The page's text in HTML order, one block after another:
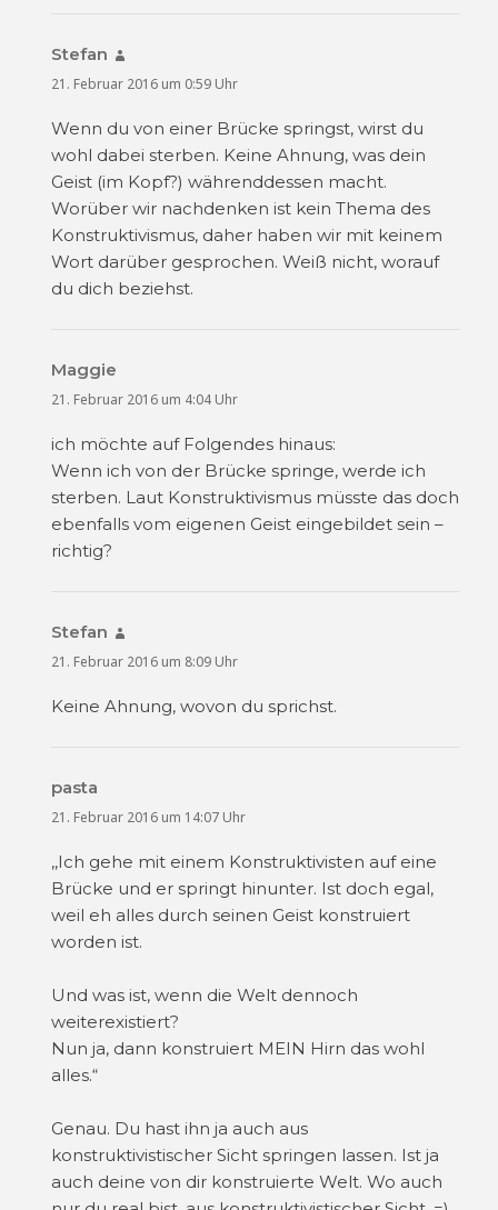
Stefan
21. Februar 2016 um 0:59 Uhr
Wenn du von einer Brücke springst, wirst du
wohl dabei sterben. Keine Ahnung, was dein
Geist (im Kopf?) währenddessen macht.
Worüber wir nachdenken ist kein Thema des
Konstruktivismus, daher haben wir mit keinem
Wort darüber gesprochen. Weiß nicht, worauf
du dich beziehst.
Maggie
21. Februar 2016 um 4:04 Uhr
ich möchte auf Folgendes hinaus:
Wenn ich von der Brücke springe, werde ich
sterben. Laut Konstruktivismus müsste das doch
ebenfalls vom eigenen Geist eingebildet sein –
richtig?
Stefan
21. Februar 2016 um 8:09 Uhr
Keine Ahnung, wovon du sprichst.
pasta
21. Februar 2016 um 14:07 Uhr
,,Ich gehe mit einem Konstruktivisten auf eine
Brücke und er springt hinunter. Ist doch egal,
weil eh alles durch seinen Geist konstruiert
worden ist.
Und was ist, wenn die Welt dennoch
weiterexistiert?
Nun ja, dann konstruiert MEIN Hirn das wohl
alles.“
Genau. Du hast ihn ja auch aus
konstruktivistischer Sicht springen lassen. Ist ja
auch deine von dir konstruierte Welt. Wo auch